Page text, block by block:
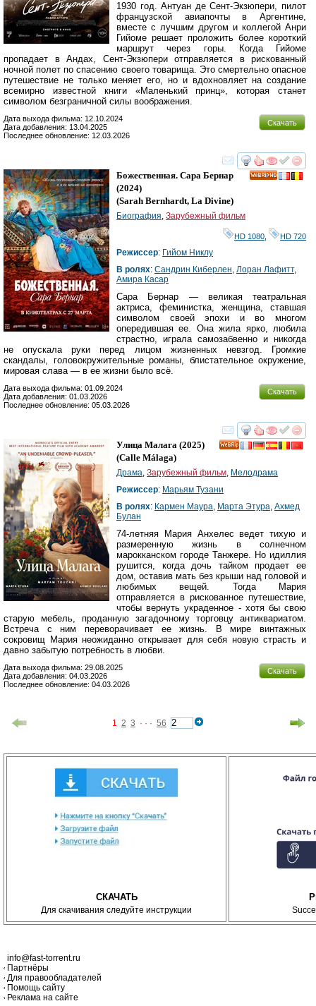
1930 год. Антуан де Сент-Экзюпери, пилот
французской авиапочты в Аргентине,
вместе с лучшим другом и коллегой Анри
Гийоме решает проложить более короткий
маршрут через горы. Когда Гийоме
пропадает в Андах, Сент-Экзюпери отправляется в рискованный
ночной полет по спасению своего товарища. Это смертельно опасное
путешествие не только меняет его, но и вдохновляет на создание
всемирно известной книги «Маленький принц», которая станет
символом безграничной силы воображения.
Скачать
Дата выхода фильма: 12.10.2024
Дата добавления: 13.04.2025
Последнее обновление: 12.03.2026
смотреть
Божественная. Сара Бернар
(2024)
(Sarah Bernhardt, La Divine)
Биография, Зарубежный фильм
HD 1080 HD 720
Режиссер: Гийом Никлу
В ролях: Сандрин Киберлен, Лоран Лафитт,
Амира Касар
Сара Бернар — великая театральная
актриса, феминистка, женщина, ставшая
символом своей эпохи и во многом
опередившая ее. Она жила ярко, любила
страстно, играла самозабвенно и никогда
не опускала руки перед лицом жизненных невзгод. Громкие
скандалы, головокружительные романы, блистательное окружение,
мировая слава — в ее жизни было всё.
Скачать
Дата выхода фильма: 01.09.2024
Дата добавления: 01.03.2026
Последнее обновление: 05.03.2026
смотреть
Улица Малага (2025)
(Calle Málaga)
Драма, Зарубежный фильм, Мелодрама
Режиссер: Марьям Тузани
В ролях: Кармен Маура, Марта Этура, Ахмед
Булан
74-летняя Мария Анхелес ведет тихую и
размеренную жизнь в солнечном
марокканском городе Танжере. Но идиллия
рушится, когда дочь тайком продает ее
дом, оставив мать без крыши над головой и
любимых вещей. Тогда Мария
отправляется в рискованное путешествие,
чтобы вернуть украденное - хотя бы свою
старую мебель, проданную загадочному торговцу антиквариатом.
Встреча с ним переворачивает ее жизнь. В мире винтажных
сокровищ Мария неожиданно открывает для себя новую страсть и
давно забытую потребность в любви.
Скачать
Дата выхода фильма: 29.08.2025
Дата добавления: 04.03.2026
Последнее обновление: 04.03.2026
1 2 3 · · · 56
СКАЧАТЬ
Для скачивания следуйте инструкции
info@fast-torrent.ru
Партнёры
Для правообладателей
Помощь сайту
Реклама на сайте